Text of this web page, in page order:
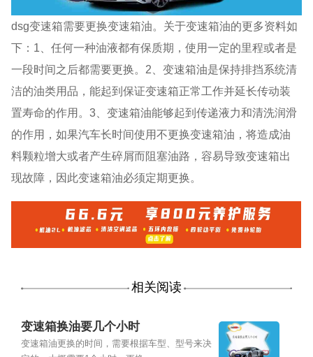
dsg变速箱需要更换变速箱油。关于变速箱油的更多资料如
下：1、任何一种油液都有保质期，使用一定的里程或者是
一段时间之后都需要更换。2、变速箱油是保持排挡系统清
洁的油类用品，能起到保证变速箱正常工作并延长传动装
置寿命的作用。3、变速箱油能够起到传递液力和清洗润滑
的作用，如果汽车长时间使用不更换变速箱油，将造成油
料颗粒增大或者产生碎屑而阻塞油路，容易导致变速箱出
现故障，因此变速箱油必须定期更换。
相关阅读
变速箱换油要几个小时
变速箱油更换的时间，需要根据车型、型号来决